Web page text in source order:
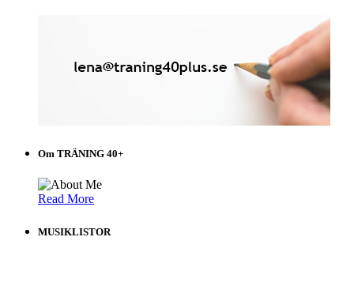
Om TRÄNING 40+
Read More
MUSIKLISTOR